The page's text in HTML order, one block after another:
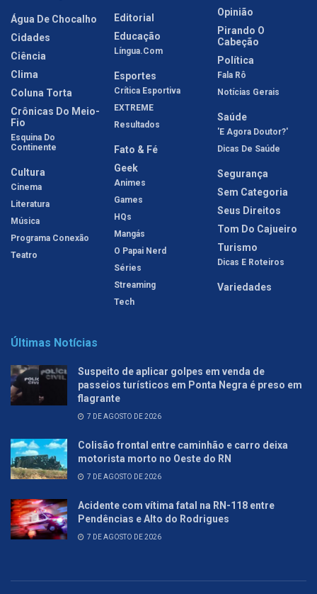
Água De Chocalho
Cidades
Ciência
Clima
Coluna Torta
Crônicas Do Meio-
Fio
Esquina Do
Continente
Cultura
Cinema
Literatura
Música
Programa Conexão
Teatro
Editorial
Educação
Língua.com
Esportes
Crítica Esportiva
EXTREME
Resultados
Fato & Fé
Geek
Animes
Games
HQs
Mangás
O Papai Nerd
Séries
Streaming
Tech
Opinião
Pirando O
Cabeção
Política
Fala Rô
Notícias Gerais
Saúde
'E Agora Doutor?'
Dicas De Saúde
Segurança
Sem Categoria
Seus Direitos
Tom Do Cajueiro
Turismo
Dicas E Roteiros
Variedades
Últimas Notícias
Suspeito de aplicar golpes em venda de
passeios turísticos em Ponta Negra é preso em
flagrante
7 DE AGOSTO DE 2026
Colisão frontal entre caminhão e carro deixa
motorista morto no Oeste do RN
7 DE AGOSTO DE 2026
Acidente com vítima fatal na RN-118 entre
Pendências e Alto do Rodrigues
7 DE AGOSTO DE 2026